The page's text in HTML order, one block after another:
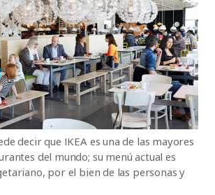
decir que IKEA es una de las mayores
del mundo; su menú actual es
por el bien de las personas y